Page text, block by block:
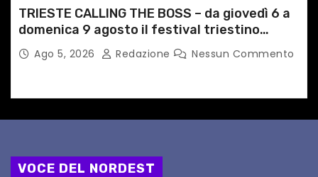
TRIESTE CALLING THE BOSS – da giovedì 6 a
domenica 9 agosto il festival triestino
dedicato a Springsteen
Ago 5, 2026 Redazione Nessun Commento
VOCE DEL NORDEST